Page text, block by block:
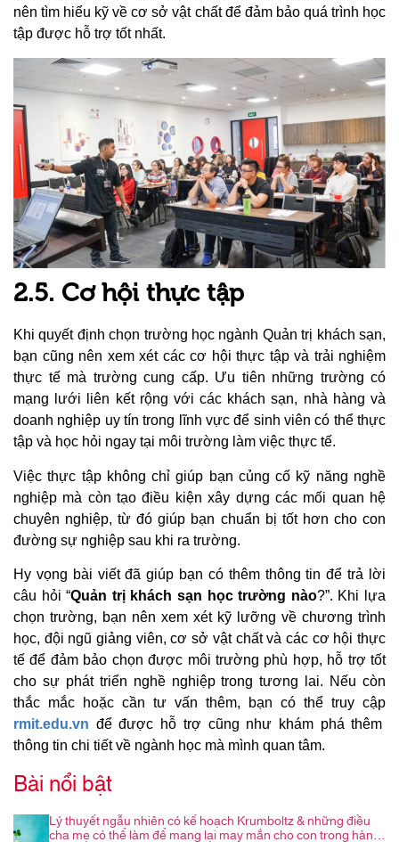
nên tìm hiểu kỹ về cơ sở vật chất để đảm bảo quá trình học
tập được hỗ trợ tốt nhất.
2.5. Cơ hội thực tập
Khi quyết định chọn trường học ngành Quản trị khách sạn,
bạn cũng nên xem xét các cơ hội thực tập và trải nghiệm
thực tế mà trường cung cấp. Ưu tiên những trường có
mạng lưới liên kết rộng với các khách sạn, nhà hàng và
doanh nghiệp uy tín trong lĩnh vực để sinh viên có thể thực
tập và học hỏi ngay tại môi trường làm việc thực tế.
Việc thực tập không chỉ giúp bạn củng cố kỹ năng nghề
nghiệp mà còn tạo điều kiện xây dựng các mối quan hệ
chuyên nghiệp, từ đó giúp bạn chuẩn bị tốt hơn cho con
đường sự nghiệp sau khi ra trường.
Hy vọng bài viết đã giúp bạn có thêm thông tin để trả lời
câu hỏi “Quản trị khách sạn học trường nào?”. Khi lựa
chọn trường, bạn nên xem xét kỹ lưỡng về chương trình
học, đội ngũ giảng viên, cơ sở vật chất và các cơ hội thực
tế để đảm bảo chọn được môi trường phù hợp, hỗ trợ tốt
cho sự phát triển nghề nghiệp trong tương lai. Nếu còn
thắc mắc hoặc cần tư vấn thêm, bạn có thể truy cập
rmit.edu.vn để được hỗ trợ cũng như khám phá thêm
thông tin chi tiết về ngành học mà mình quan tâm.
Bài nổi bật
Lý thuyết ngẫu nhiên có kế hoạch Krumboltz & những điều
cha mẹ có thể làm để mang lại may mắn cho con trong hành